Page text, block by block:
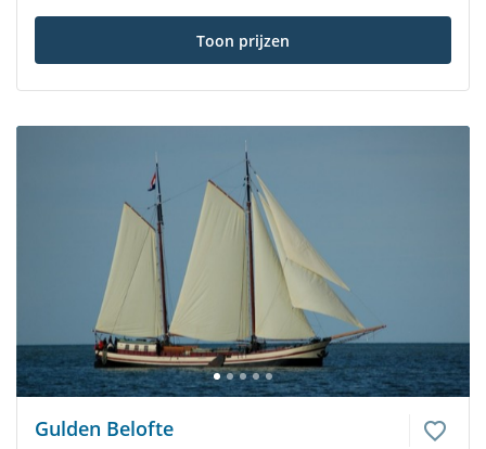
Toon prijzen
Gulden Belofte